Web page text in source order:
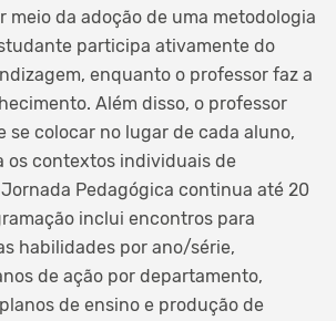
meio da adoção de uma metodologia
participa ativamente do
enquanto o professor faz a
Além disso, o professor
se colocar no lugar de cada aluno,
os contextos individuais de
Pedagógica continua até 20
inclui encontros para
habilidades por ano/série,
de ação por departamento,
de ensino e produção de